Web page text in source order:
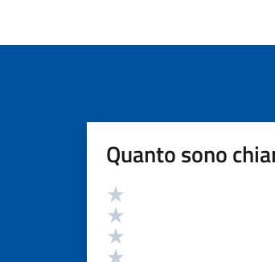
Quanto sono
Valutazione